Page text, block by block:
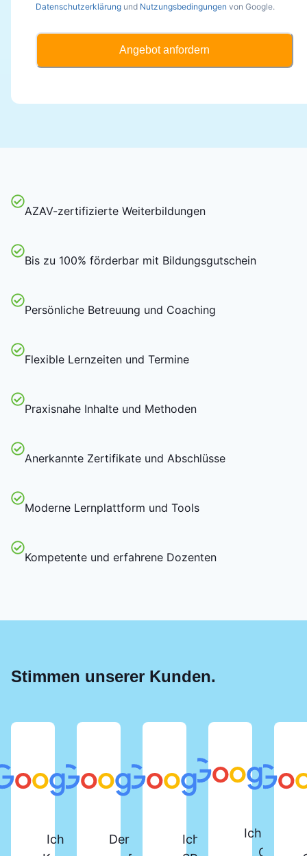
Datenschutzerklärung und Nutzungsbedingungen von Google.
Angebot anfordern
AZAV-zertifizierte Weiterbildungen
Bis zu 100% förderbar mit Bildungsgutschein
Persönliche Betreuung und Coaching
Flexible Lernzeiten und Termine
Praxisnahe Inhalte und Methoden
Anerkannte Zertifikate und Abschlüsse
Moderne Lernplattform und Tools
Kompetente und erfahrene Dozenten
Stimmen unserer Kunden.
Ich habe vor Kurzem den
Der SPS-Lehrgang beim
Ich habe denIch habe
Online-